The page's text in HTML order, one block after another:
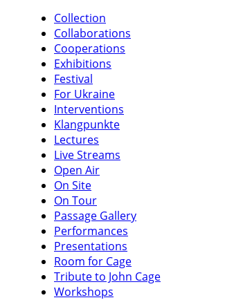
Collection
Collaborations
Cooperations
Exhibitions
Festival
For Ukraine
Interventions
Klangpunkte
Lectures
Live Streams
Open Air
On Site
On Tour
Passage Gallery
Performances
Presentations
Room for Cage
Tribute to John Cage
Workshops